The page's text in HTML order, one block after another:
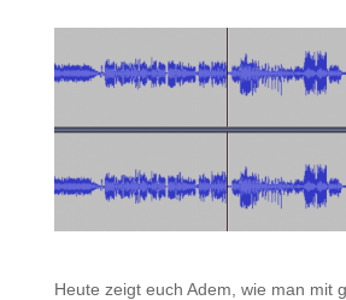
Heute zeigt euch Adem, wie man mit